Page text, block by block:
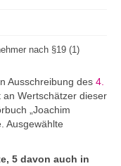
nach §19 (1)
Ausschreibung des 4.
an Wertschätzer dieser
„Joachim
Ausgewählte
5 davon auch in